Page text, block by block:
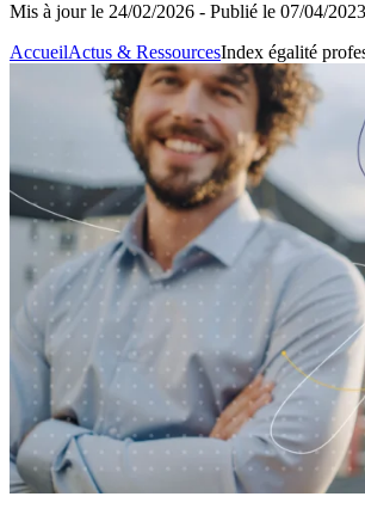
Mis à jour le 24/02/2026 - Publié le 07/04/2023
AccueilActus & RessourcesIndex égalité